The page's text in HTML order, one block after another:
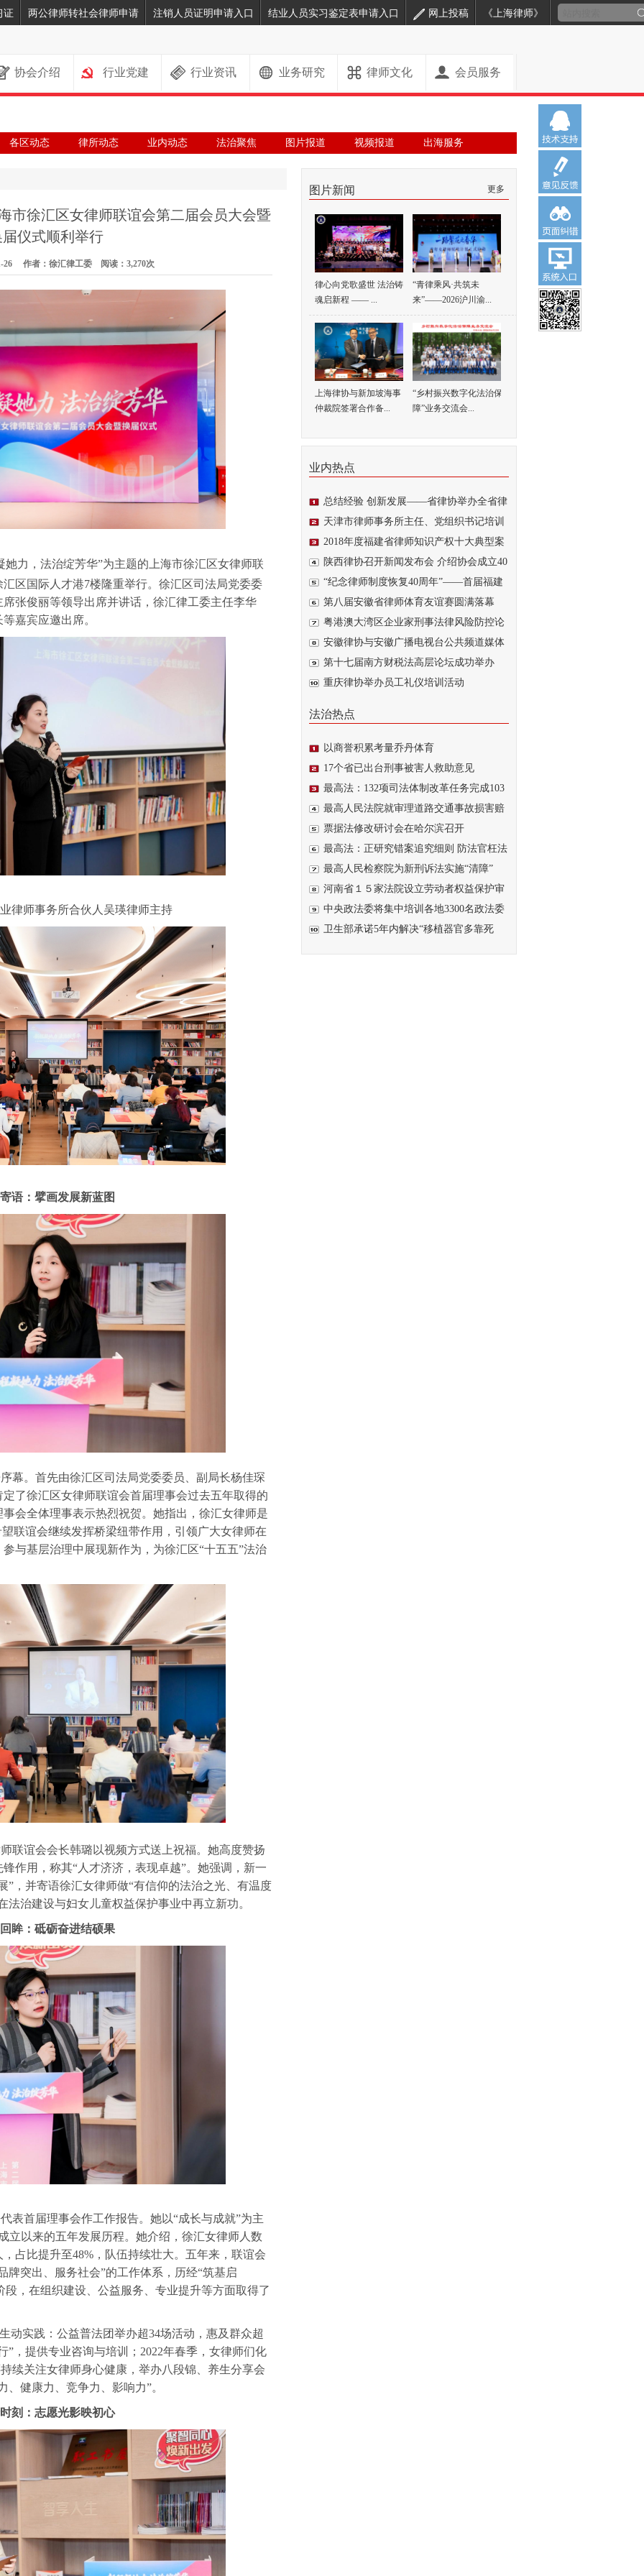
证 两公律师转社会律师申请 注销人员证明申请入口 结业人员实习鉴定表申请入口 网上投稿 《上海律师》
协会介绍 行业党建 行业资讯 业务研究 律师文化 会员服务
各区动态 律所动态 业内动态 法治聚焦 图片报道 视频报道 出海服务
市徐汇区女律师联谊会第二届会员大会暨
届仪式顺利举行
26 作者：徐汇律工委 阅读：3,270次
她力，法治绽芳华”为主题的上海市徐汇区女律师联
区国际人才港7楼隆重举行。徐汇区司法局党委委
张俊丽等领导出席并讲话，徐汇律工委主任李华
嘉宾应邀出席。
律师事务所合伙人吴瑛律师主持
语：擘画发展新蓝图
。首先由徐汇区司法局党委委员、副局长杨佳琛
了徐汇区女律师联谊会首届理事会过去五年取得的
会全体理事表示热烈祝贺。她指出，徐汇女律师是
联谊会继续发挥桥梁纽带作用，引领广大女律师在
与基层治理中展现新作为，为徐汇区“十五五”法治
谊会会长韩璐以视频方式送上祝福。她高度赞扬
作用，称其“人才济济，表现卓越”。她强调，新一
”，并寄语徐汇女律师做“有信仰的法治之光、有温度
法治建设与妇女儿童权益保护事业中再立新功。
眸：砥砺奋进结硕果
首届理事会作工作报告。她以“成长与成就”为主
立以来的五年发展历程。她介绍，徐汇女律师人数
占比提升至48%，队伍持续壮大。五年来，联谊会
牌突出、服务社会”的工作体系，历经“筑基启
段，在组织建设、公益服务、专业提升等方面取得了
实践：公益普法团举办超34场活动，惠及群众超
”，提供专业咨询与培训；2022年春季，女律师们化
续关注女律师身心健康，举办八段锦、养生分享会
健康力、竞争力、影响力”。
刻：志愿光影映初心
图片新闻 更多
律心向党歌盛世 法治铸
魂启新程 —— ...
“青律乘风·共筑未
来”——2026沪川渝...
上海律协与新加坡海事
仲裁院签署合作备...
“乡村振兴数字化法治保
障”业务交流会...
业内热点
总结经验 创新发展——省律协举办全省律
师...天津市律师事务所主任、党组织书记培训
会日...2018年度福建省律师知识产权十大典型案
例正...陕西律协召开新闻发布会 介绍协会成立40
周...“纪念律师制度恢复40周年”——首届福建
青...第八届安徽省律师体育友谊赛圆满落幕
粤港澳大湾区企业家刑事法律风险防控论
坛在...安徽律协与安徽广播电视台公共频道媒体
普法...第十七届南方财税法高层论坛成功举办
重庆律协举办员工礼仪培训活动
法治热点
以商誉积累考量乔丹体育
17个省已出台刑事被害人救助意见
最高法：132项司法体制改革任务完成103
项 最高人民法院就审理道路交通事故损害赔
偿案...票据法修改研讨会在哈尔滨召开
最高法：正研究错案追究细则 防法官枉法
裁...最高人民检察院为新刑诉法实施“清障”
河南省１５家法院设立劳动者权益保护审
判庭中央政法委将集中培训各地3300名政法委
书记卫生部承诺5年内解决“移植器官多靠死